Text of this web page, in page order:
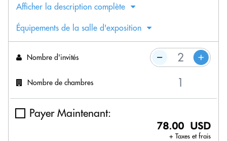
Afficher la description complète
Équipements de la salle d'exposition
Nombre d'invités
Nombre de chambres
Payer Maintenant:
78.00 USD
+ Taxes et frais